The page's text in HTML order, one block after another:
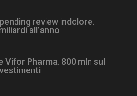
review indolore.
all’anno
Vifor Pharma. 800 mln sul